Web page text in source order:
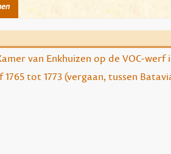
van Enkhuizen op de VOC-werf
tot 1773 (vergaan, tussen